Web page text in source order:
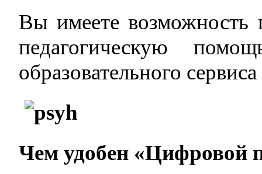
Вы имеете возможность
педагогическую
образовательного
Чем удобен «Цифровой